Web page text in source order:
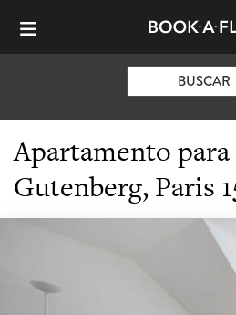
BUSCAR
Apartamento
Gutenberg, Paris